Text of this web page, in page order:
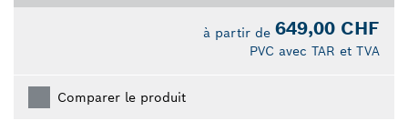
à partir de 649,00 CHF
PVC avec TAR et TVA
Comparer le produit